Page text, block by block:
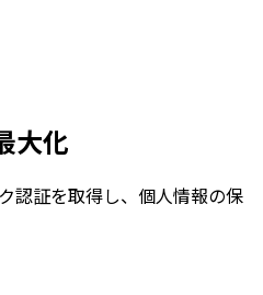
大化
認証を取得し、個人情報の保